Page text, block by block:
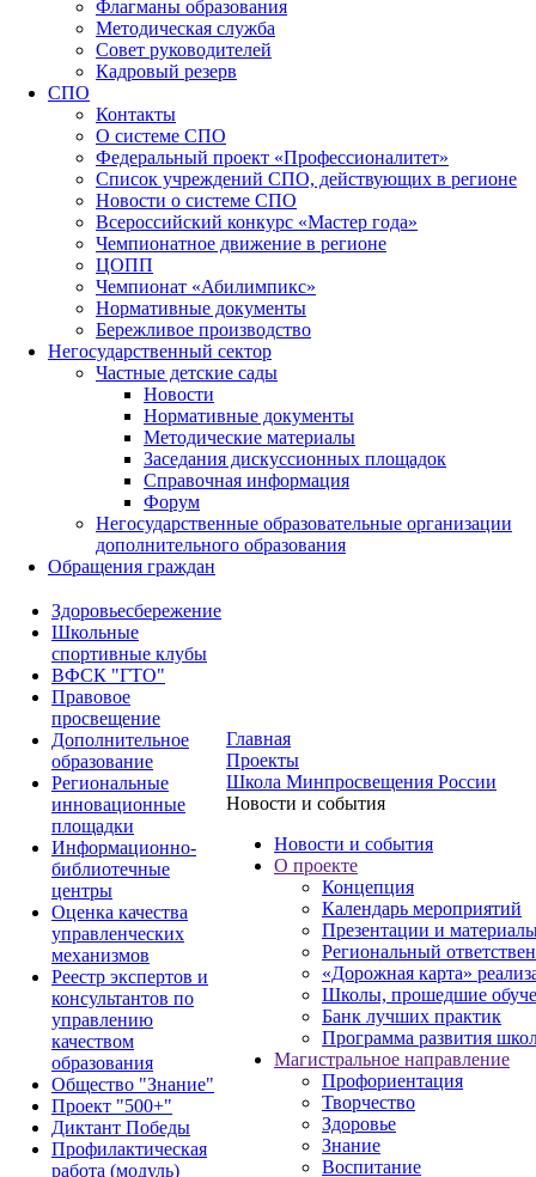
Флагманы образования
Методическая служба
Совет руководителей
Кадровый резерв
СПО
Контакты
О системе СПО
Федеральный проект «Профессионалитет»
Список учреждений СПО, действующих в регионе
Новости о системе СПО
Всероссийский конкурс «Мастер года»
Чемпионатное движение в регионе
ЦОПП
Чемпионат «Абилимпикс»
Нормативные документы
Бережливое производство
Негосударственный сектор
Частные детские сады
Новости
Нормативные документы
Методические материалы
Заседания дискуссионных площадок
Справочная информация
Форум
Негосударственные образовательные организации
дополнительного образования
Обращения граждан
Здоровьесбережение
Школьные
спортивные клубы
ВФСК "ГТО"
Правовое
просвещение
Дополнительное
образование
Региональные
инновационные
площадки
Информационно-
библиотечные
центры
Оценка качества
управленческих
механизмов
Реестр экспертов и
консультантов по
управлению
качеством
образования
Общество "Знание"
Проект "500+"
Диктант Победы
Профилактическая
работа (модуль)
Главная
Проекты
Школа Минпросвещения России
Новости и события
Новости и события
О проекте
Концепция
Календарь мероприятий
Презентации и
Региональный
«Дорожная карта»
Школы, прошедшие
Банк лучших практик
Программа развития
Магистральное направление
Профориентация
Творчество
Здоровье
Знание
Воспитание